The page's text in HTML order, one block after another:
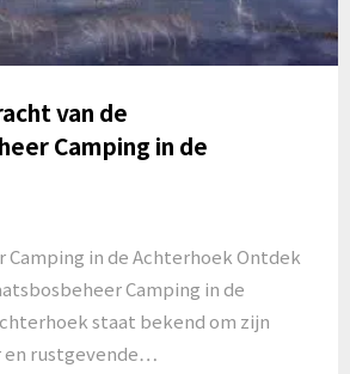
van de
Camping in de
Camping in de Achterhoek Ontdek
Camping in de
staat bekend om zijn
en rustgevende…